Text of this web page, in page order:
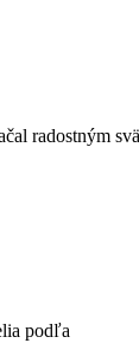
radostným
podľa